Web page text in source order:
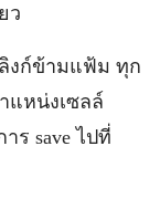
ว
งก์ข้ามแฟ้ม ทุก
แหน่งเซลล์
ร save ไปที่